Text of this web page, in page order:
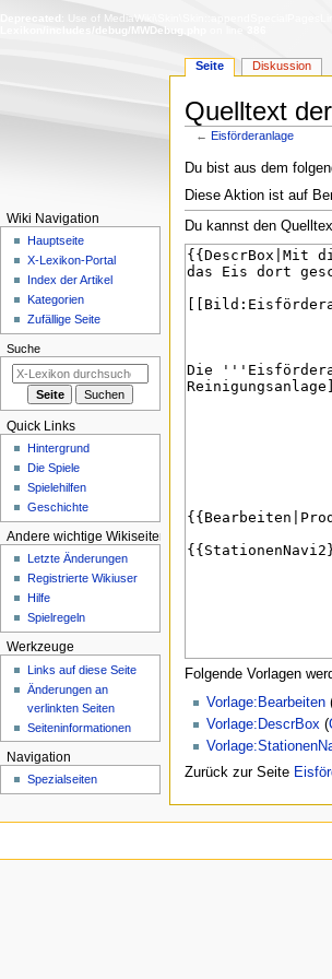
Deprecated : Use of
Lexikon/includes/debug/MWDebug.php
Quelltext
← Eisförderanlage
Zur
Navigation
springen
Zur
Suche
springen
Du bist aus dem
Diese Aktion ist auf
Du kannst den
Folgende Vorlagen
Vorlage:Bearbeiten
Vorlage:DescrBox (
Zurück zur Seite
N
a
o
n
m
n
Seite Diskussion
Wiki Navigation
Hauptseite
X-Lexikon-Portal
Index der Artikel
Kategorien
Zufällige Seite
Suche
Quick Links
Hintergrund
Die Spiele
Spielehilfen
Geschichte
Andere wichtige Wikiseiten
Letzte Änderungen
Registrierte Wikiuser
Hilfe
Spielregeln
Werkzeuge
Links auf diese Seite
Änderungen an
verlinkten Seiten
Seiten­­informationen
Navigation
Spezialseiten